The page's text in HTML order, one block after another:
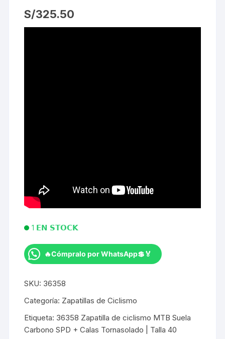
S/325.50
1 𝗘𝗡 𝗦𝗧𝗢𝗖𝗞
Zapatilla
ciclismo
MTB
Carbono
SPD
🔥Cómpralo por WhatsApp💲🏅
SKU: 36358
Categoría: Zapatillas de Ciclismo
Etiqueta: 36358 Zapatilla de ciclismo MTB Suela
Carbono SPD + Calas Tornasolado | Talla 40